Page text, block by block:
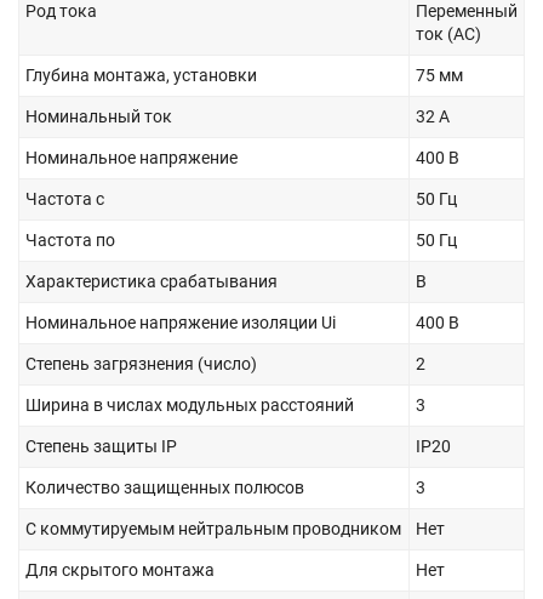
Род тока
Переменный
ток (AC)
Глубина монтажа, установки 75 мм
Номинальный ток 32 А
Номинальное напряжение 400 В
Частота с 50 Гц
Частота по 50 Гц
Характеристика срабатывания B
Номинальное напряжение изоляции Ui 400 В
Степень загрязнения (число) 2
Ширина в числах модульных расстояний 3
Степень защиты IP IP20
Количество защищенных полюсов 3
С коммутируемым нейтральным проводником Нет
Для скрытого монтажа Нет